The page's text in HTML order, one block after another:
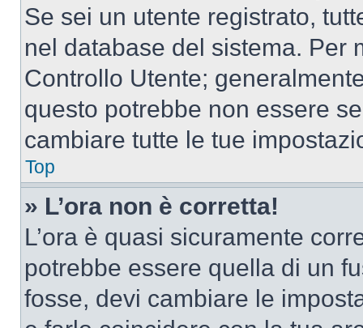
Se sei un utente registrato,
nel database del sistema. Per
Controllo Utente;
questo potrebbe non essere
cambiare tutte le tue
Top
» L’ora non è corretta!
L’ora è quasi sicuramente
potrebbe essere quella di un
fosse, devi cambiare le